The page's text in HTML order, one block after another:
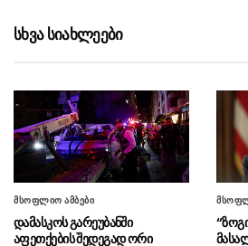
გავრცელებული ცნობა უარყო
ორკესტრირებული შეტევა ჩვენს
სუვერენიტეტზე
07.08 - 09:34გამოკითხვა:
არჩევნების შემთხვევაში, ზელენსკი
ტურში ყველა მთავარ კონკურენტთან
დამარცხდებოდა
სხვა სიახლეები
მსოფლიო ამბები
დამასკოს გარეუბანში
აფეთქების შედეგად ორი